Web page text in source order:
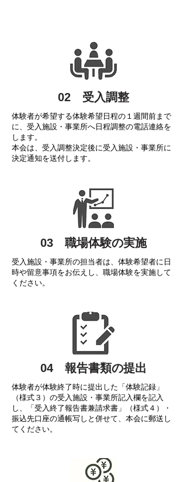
02 受入調整
体験者が希望する体験希望日程の１週間前まで
に、受入施設・事業所へ日程調整の電話連絡を
します。
本会は、受入調整決定後に受入施設・事業所に
決定通知を送付します。
03 職場体験の実施
受入施設・事業所の担当者は、体験希望者に日
時や留意事項をお伝えし、職場体験を実施して
ください。
​04 報告書類の提出
体験者が体験終了時に提出した「体験記録」
（様式３）の受入施設・事業所記入欄を記入
し、「受入終了報告書兼請求書」（様式４）・
振込先口座の通帳写しと併せて、本会に郵送し
てください。